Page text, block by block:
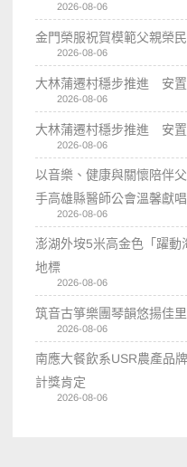
2026-08-06
金門榮服祝賀模範父親榮
2026-08-06
大林蒲遷村穩步推進 安
2026-08-06
大林蒲遷村穩步推進 安
2026-08-06
以音樂、健康與關懷陪伴
手高雄縣醫師公會溫馨獻唱
2026-08-06
澎湖外垵5米高金色「躍
地標
2026-08-06
筑音古箏樂團琴韻悠揚佳
2026-08-06
南應大餐飲系USR農產品
計獎肯定
2026-08-06